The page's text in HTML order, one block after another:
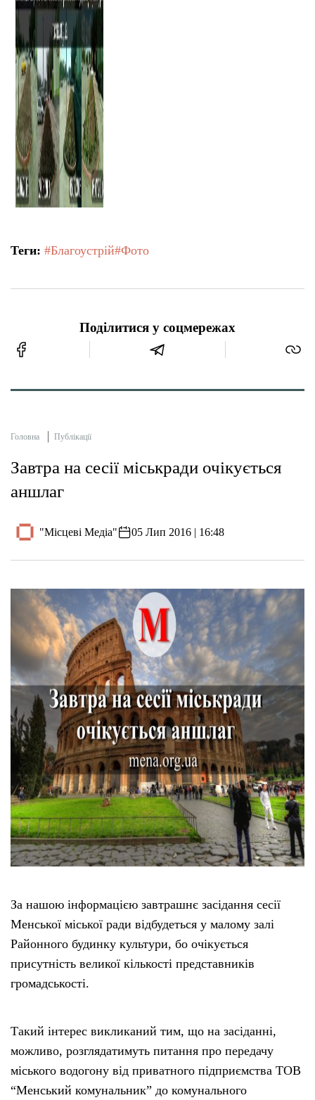
Теги: #Благоустрій#Фото
Поділитися у соцмережах
Головна Публікації
Завтра на сесії міськради очікується
аншлаг
"Місцеві Медіа" 05 Лип 2016 | 16:48
За нашою інформацією завтрашнє засідання сесії
Менської міської ради відбудеться у малому залі
Районного будинку культури, бо очікується
присутність великої кількості представників
громадськості.
Такий інтерес викликаний тим, що на засіданні,
можливо, розглядатимуть питання про передачу
міського водогону від приватного підприємства ТОВ
“Менський комунальник” до комунального